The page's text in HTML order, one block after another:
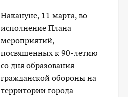
Накануне, 11 марта, во
исполнение Плана
мероприятий,
посвященных к 90-летию
со дня образования
гражданской обороны на
территории города